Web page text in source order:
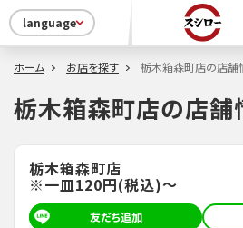
language
ホーム お店を探す 栃木箱森町店の店舗
栃木箱森町店の店舗
栃木箱森町店
※一皿120円(税込)～
友だち追加